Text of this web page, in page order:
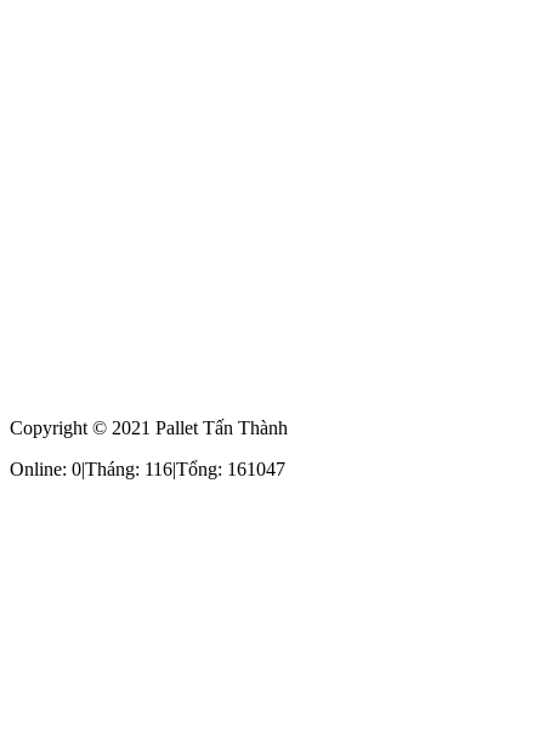
Copyright © 2021 Pallet Tấn Thành
Online: 0|Tháng: 116|Tổng: 161047